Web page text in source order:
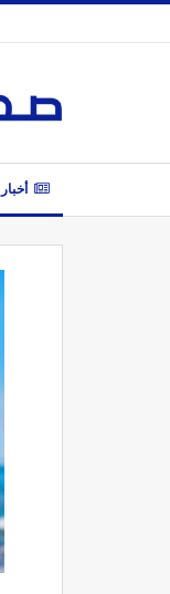
أخبار